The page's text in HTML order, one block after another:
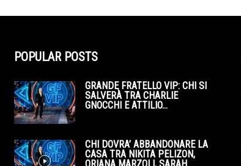
POPULAR POSTS
GRANDE FRATELLO VIP: CHI SI
SALVERÀ TRA CHARLIE
GNOCCHI E ATTILIO...
CHI DOVRA’ ABBANDONARE LA
CASA TRA NIKITA PELIZON,